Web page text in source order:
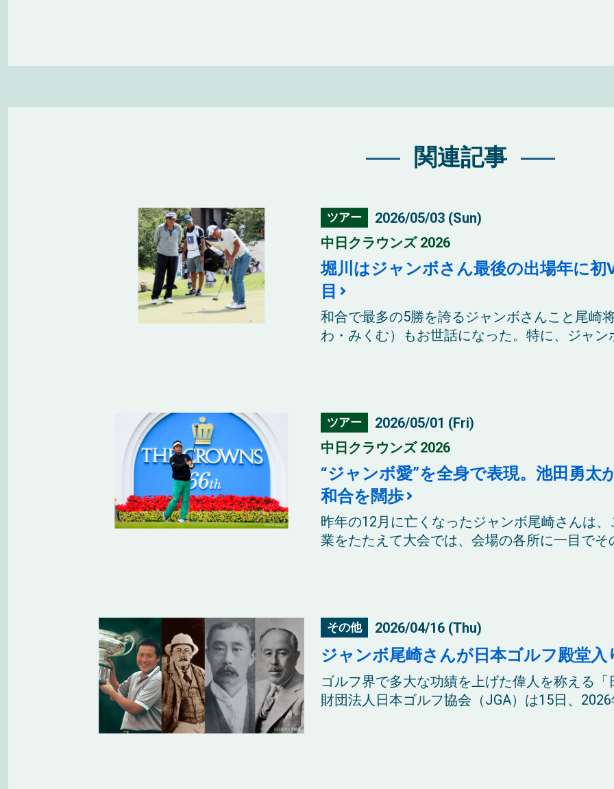
関連記事
ツアー
2026/05/03 (Sun)
中日クラウンズ 2026
堀川はジャンボさん最後の出場年に
目
和合で最多の5勝を誇るジャンボさんこと尾崎
わ・みくむ）もお世話になった。特に、ジャン
ツアー
2026/05/01 (Fri)
中日クラウンズ 2026
“ジャンボ愛”を全身で表現。池田勇
和合を闊歩
昨年の12月に亡くなったジャンボ尾崎さんは
業をたたえて大会では、会場の各所に一目でそ
その他 2026/04/16 (Thu)
ジャンボ尾崎さんが日本ゴルフ殿堂入
ゴルフ界で多大な功績を上げた偉人を称える
財団法人日本ゴルフ協会（JGA）は15日、